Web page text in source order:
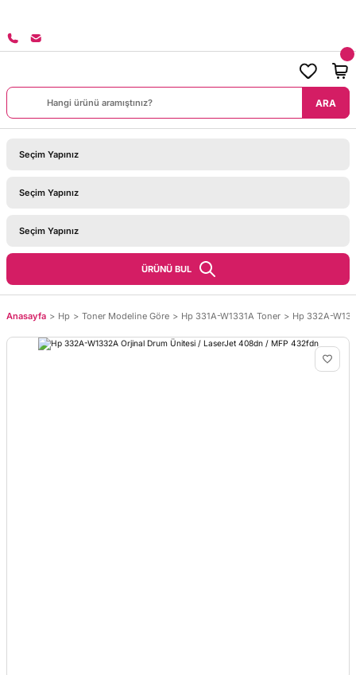
ARA
ÜRÜNÜ BUL
Anasayfa Hp Toner Modeline Göre Hp 331A-W1331A Toner Hp 332A-